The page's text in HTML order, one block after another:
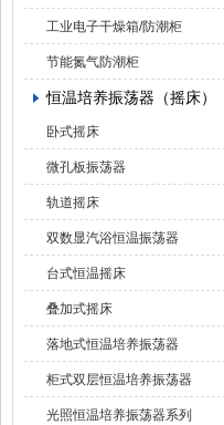
工业电子干燥箱/防潮柜
节能氮气防潮柜
恒温培养振荡器（摇床）
卧式摇床
微孔板振荡器
轨道摇床
双数显汽浴恒温振荡器
台式恒温摇床
叠加式摇床
落地式恒温培养振荡器
柜式双层恒温培养振荡器
光照恒温培养振荡器系列